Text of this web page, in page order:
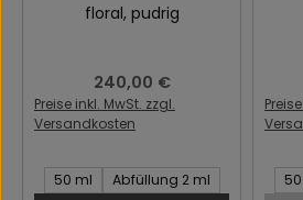
floral, pudrig
Regulärer Preis:
240,00 €
Preise inkl. MwSt. zzgl.
Versandkosten
Inhalt des Artikel:
50 ml Abfüllung 2 ml